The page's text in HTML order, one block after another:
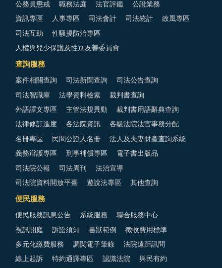
公務員懲戒 職務法庭 法官評鑑 公證業務
資訊專區 人事專區 司法會計 司法統計 政風專區
司法互助 性騷擾防治專區
人權與兒少保護及性別友善委員會
查詢服務
案件相關查詢 司法新聞查詢 司法公告查詢
司法智識庫 法學資料檢索 裁判書查詢
外語譯文專區 主管法規異動 裁判書用語辭典查詢
法律修訂進度 各法院資訊 各級法院法官事務分配
名冊專區 民間公證人名冊 法人及夫妻財產查詢系統
義務辯護專區 刑事補償專區 電子書出版品
司法院公報 司法周刊 法治宣導
司法院資料開放平臺 遊說法專區 其他查詢
便民服務
便民服務訊息公告 系統服務 聯合服務中心
視訊開庭 訴訟須知 書狀範例 徵收費用標準
多元化繳費服務 調閱電子筆錄 法院遠距訊問
線上起訴 特約通譯專區 認識法院 與民有約